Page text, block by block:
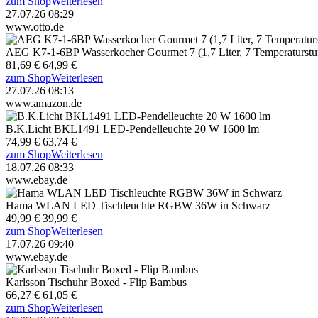
27.07.26 08:29
www.otto.de
AEG K7-1-6BP Wasserkocher Gourmet 7 (1,7 Liter, 7
81,69 € 64,99 €
zum ShopWeiterlesen
27.07.26 08:13
www.amazon.de
B.K.Licht BKL1491 LED-Pendelleuchte 20 W 1600 lm
74,99 € 63,74 €
zum ShopWeiterlesen
18.07.26 08:33
www.ebay.de
Hama WLAN LED Tischleuchte RGBW 36W in Schwarz
49,99 € 39,99 €
zum ShopWeiterlesen
17.07.26 09:40
www.ebay.de
Karlsson Tischuhr Boxed - Flip Bambus
66,27 € 61,05 €
zum ShopWeiterlesen